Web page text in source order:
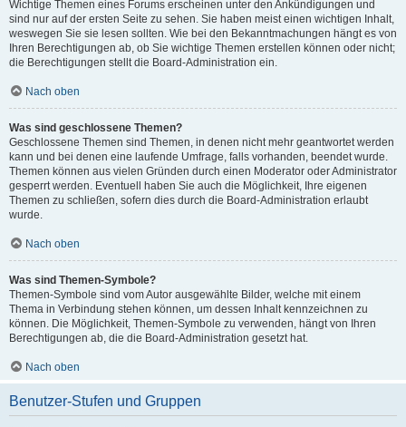
Wichtige Themen eines Forums erscheinen unter den Ankündigungen und
sind nur auf der ersten Seite zu sehen. Sie haben meist einen wichtigen Inhalt,
weswegen Sie sie lesen sollten. Wie bei den Bekanntmachungen hängt es von
Ihren Berechtigungen ab, ob Sie wichtige Themen erstellen können oder nicht;
die Berechtigungen stellt die Board-Administration ein.
Nach oben
Was sind geschlossene Themen?
Geschlossene Themen sind Themen, in denen nicht mehr geantwortet werden
kann und bei denen eine laufende Umfrage, falls vorhanden, beendet wurde.
Themen können aus vielen Gründen durch einen Moderator oder Administrator
gesperrt werden. Eventuell haben Sie auch die Möglichkeit, Ihre eigenen
Themen zu schließen, sofern dies durch die Board-Administration erlaubt
wurde.
Nach oben
Was sind Themen-Symbole?
Themen-Symbole sind vom Autor ausgewählte Bilder, welche mit einem
Thema in Verbindung stehen können, um dessen Inhalt kennzeichnen zu
können. Die Möglichkeit, Themen-Symbole zu verwenden, hängt von Ihren
Berechtigungen ab, die die Board-Administration gesetzt hat.
Nach oben
Benutzer-Stufen und Gruppen